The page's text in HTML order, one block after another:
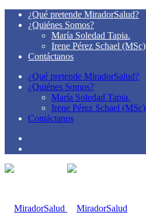
¿Qué pretende MiradorSalud?
¿Quiénes Somos?
María Soledad Tapia.
Irene Pérez Schael (MSc)
Contáctanos
¿Qué pretende MiradorSalud?
¿Quiénes Somos?
María Soledad Tapia.
Irene Pérez Schael (MSc)
Contáctanos